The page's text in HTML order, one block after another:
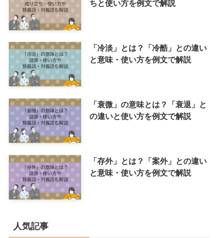
ちと使い方を例文で解説
「冷淡」とは？「冷酷」との違い
と意味・使い方を例文で解説
「衰微」の意味とは？「衰退」と
の違いと使い方を例文で解説
「存外」とは？「案外」との違い
と意味・使い方を例文で解説
人気記事